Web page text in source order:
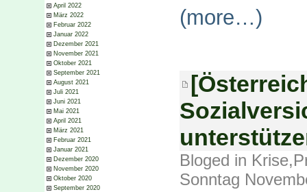
April 2022
März 2022
Februar 2022
Januar 2022
Dezember 2021
November 2021
Oktober 2021
September 2021
August 2021
Juli 2021
Juni 2021
Mai 2021
April 2021
März 2021
Februar 2021
Januar 2021
Dezember 2020
November 2020
Oktober 2020
September 2020
(more…)
Bloged in Krise,
Sonntag